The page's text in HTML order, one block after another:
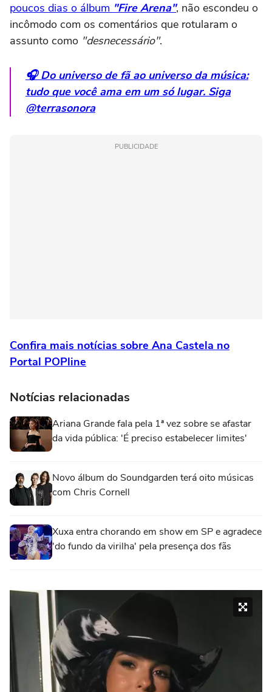
poucos dias o álbum "Fire Arena", não escondeu o
incômodo com os comentários que rotularam o
assunto como "desnecessário".
🎧 Do universo de fã ao universo da música:
tudo que você ama em um só lugar. Siga
@terrasonora
PUBLICIDADE
Confira mais notícias sobre Ana Castela no
Portal POPline
Notícias relacionadas
Ariana Grande fala pela 1ª vez sobre se afastar
da vida pública: 'É preciso estabelecer limites'
Novo álbum do Soundgarden terá oito músicas
com Chris Cornell
Xuxa entra chorando em show em SP e agradece
'do fundo da virilha' pela presença dos fãs